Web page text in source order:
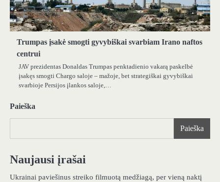
Trumpas įsakė smogti gyvybiškai svarbiam Irano naftos
centrui
JAV prezidentas Donaldas Trumpas penktadienio vakarą paskelbė
įsakęs smogti Chargo saloje – mažoje, bet strategiškai gyvybiškai
svarbioje Persijos įlankos saloje,…
Paieška
Paieška
Naujausi įrašai
Ukrainai paviešinus streiko filmuotą medžiagą, per vieną naktį